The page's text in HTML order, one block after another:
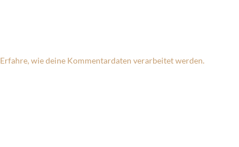
Erfahre, wie deine Kommentardaten verarbeitet werden.